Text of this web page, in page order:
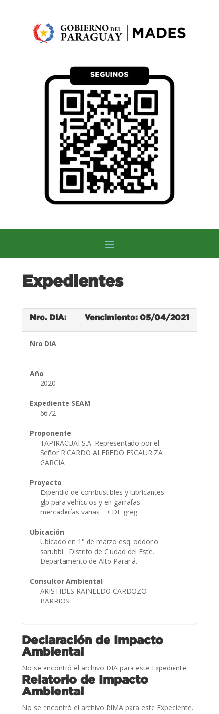
Expedientes
Nro. DIA: Vencimiento: 05/04/2021
Nro DIA
Año
2020
Expediente SEAM
6672
Proponente
TAPIRACUAI S.A. Representado por el
Señor RICARDO ALFREDO ESCAURIZA
GARCIA
Proyecto
Expendio de combustibles y lubricantes –
glp para vehículos y en garrafas –
mercaderías varias – CDE greg
Ubicación
Ubicado en 1° de marzo esq. oddono
sarubbi , Distrito de Ciudad del Este,
Departamento de Alto Paraná.
Consultor Ambiental
ARISTIDES RAINELDO CARDOZO
BARRIOS
Declaración de Impacto
Ambiental
No se encontró el archivo DIA para este Expediente.
Relatorio de Impacto
Ambiental
No se encontró el archivo RIMA para este Expediente.